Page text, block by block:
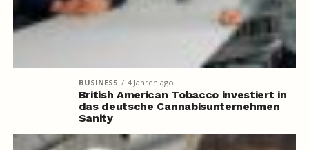
BUSINESS 4 Jahren ago
British American Tobacco investiert in
das deutsche Cannabisunternehmen
Sanity